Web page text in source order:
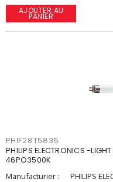
AJOUTER AU
PANIER
PHIF28T5835
PHILIPS ELECTRONICS -
46PO3500K
Manufacturier :
PHILIPS